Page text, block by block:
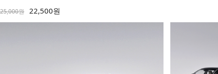
25,000원
22,500원